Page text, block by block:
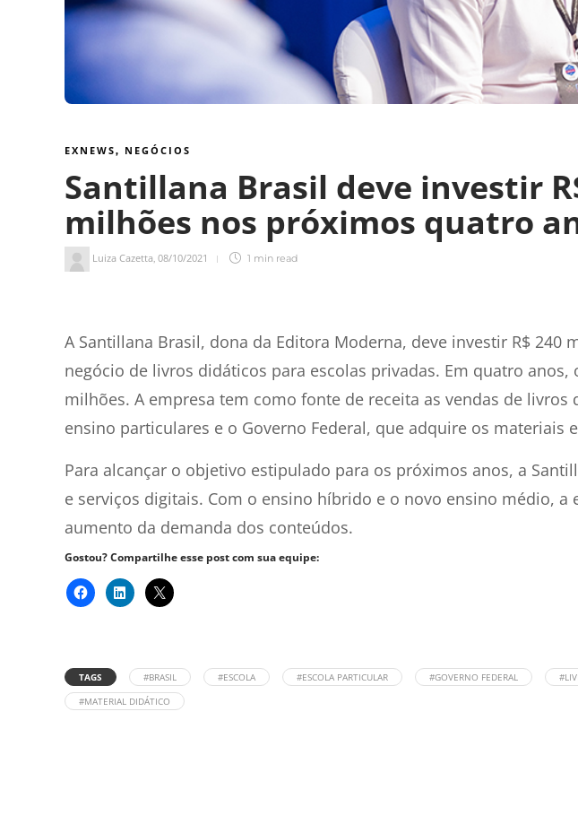
EXNEWS, NEGÓCIOS
Santillana Brasil deve investir
milhões nos próximos quatro
Luiza Cazetta 08/10/2021 1 min read
A Santillana Brasil, dona da Editora Moderna, deve investir R$ 240
negócio de livros didáticos para escolas privadas. Em quatro anos,
milhões. A empresa tem como fonte de receita as vendas de
ensino particulares e o Governo Federal, que adquire os materiais
Para alcançar o objetivo estipulado para os próximos anos, a
e serviços digitais. Com o ensino híbrido e o novo ensino médio, a
aumento da demanda dos conteúdos.
Gostou? Compartilhe esse post com sua equipe:
TAGS #BRASIL #ESCOLA #ESCOLA PARTICULAR #GOVERNO FEDERAL
#MATERIAL DIDÁTICO